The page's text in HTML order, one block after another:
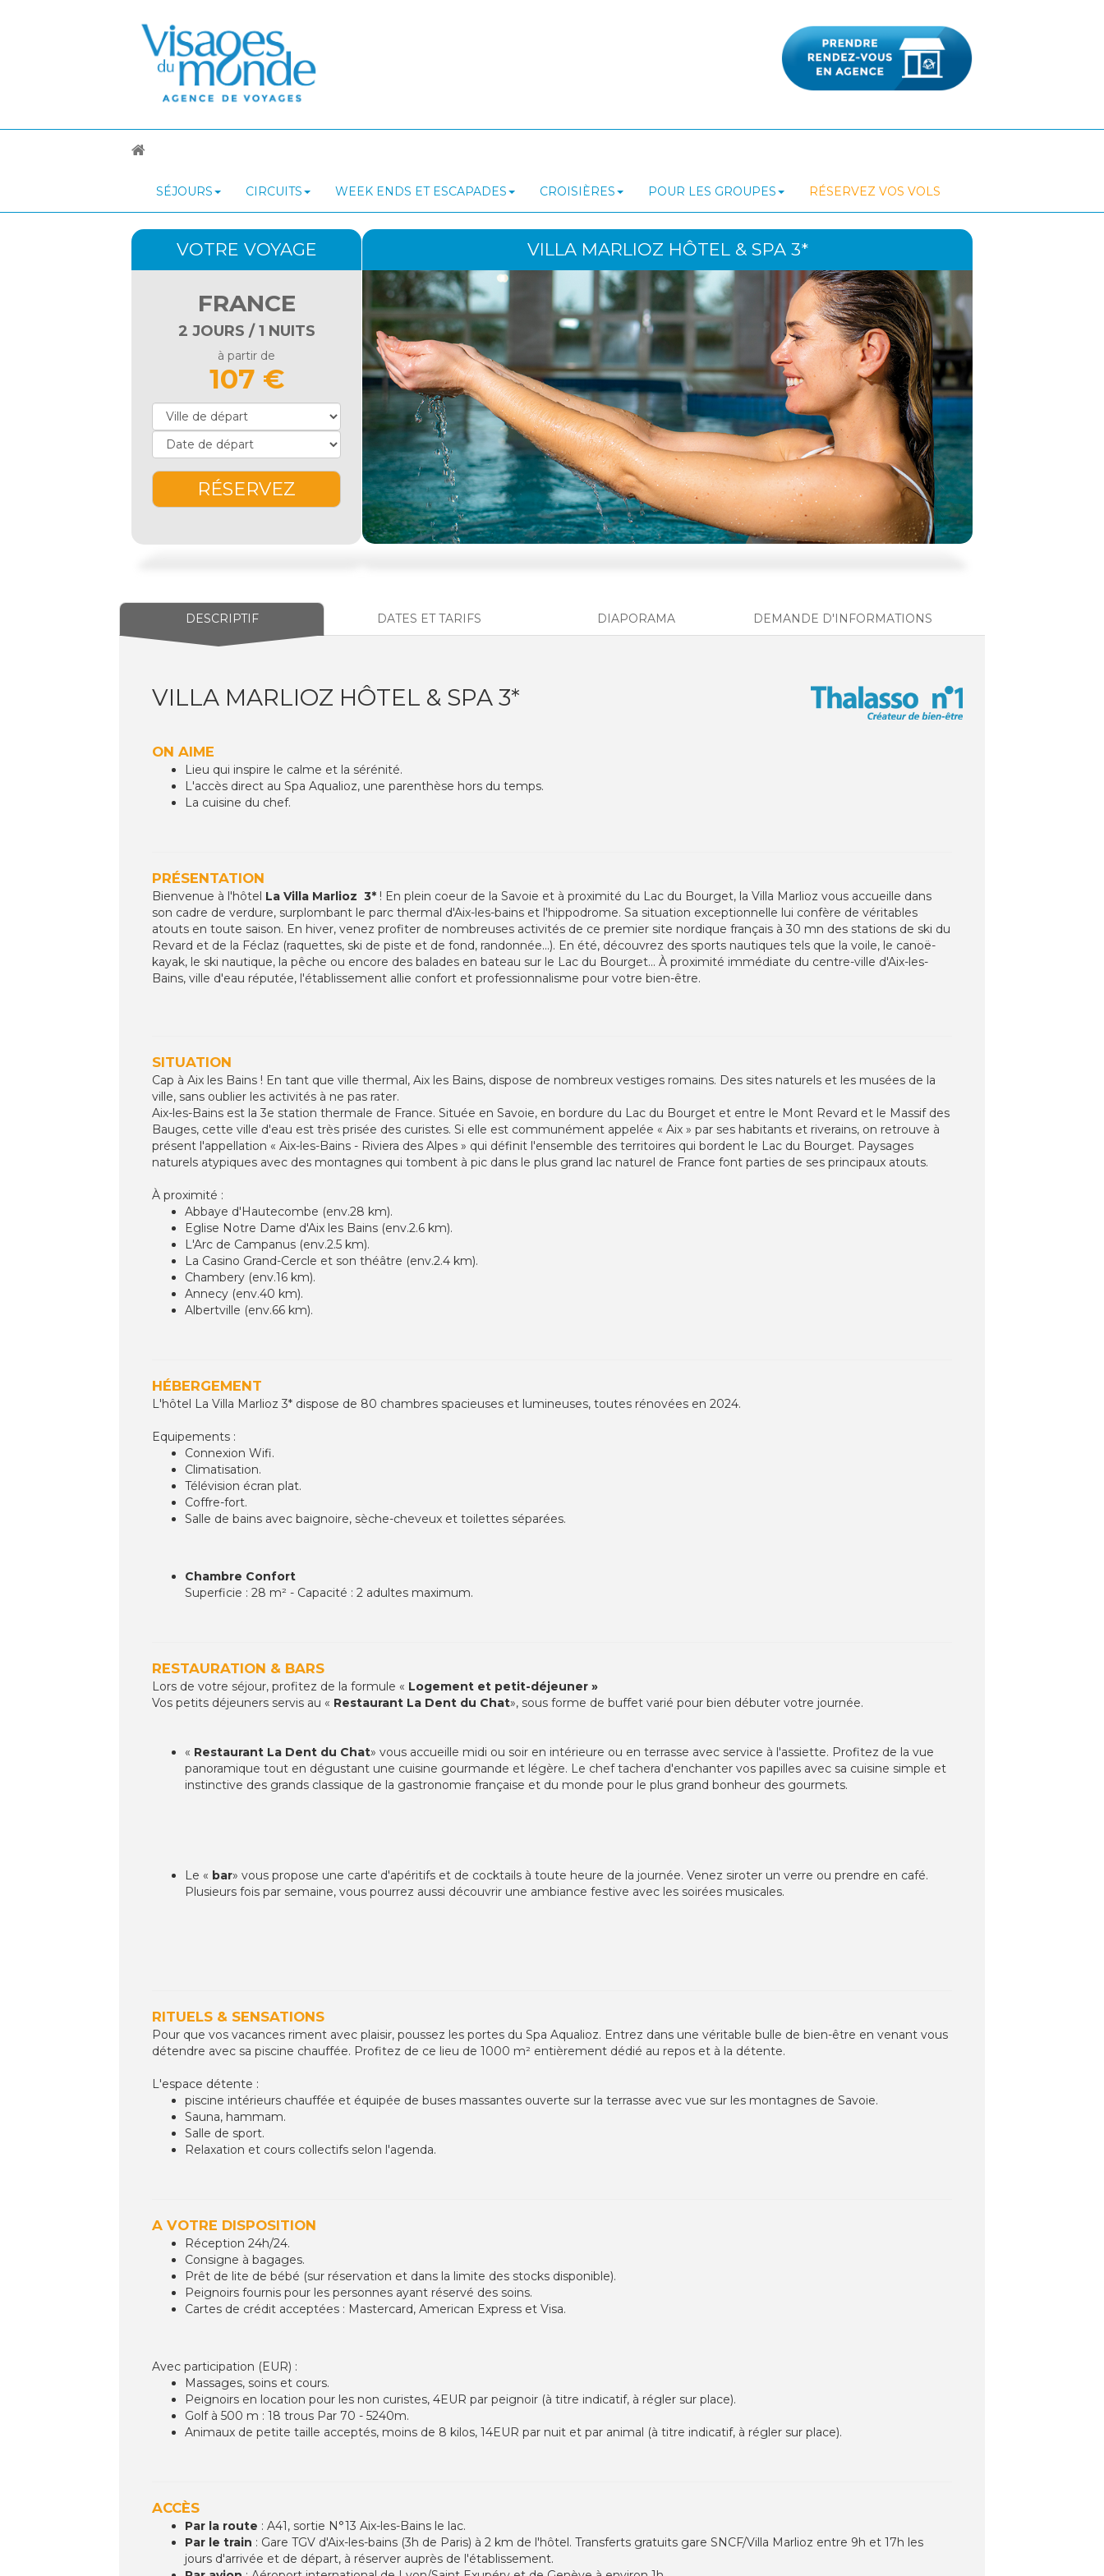
SÉJOURS CIRCUITS WEEK ENDS ET ESCAPADES CROISIÈRES POUR LES GROUPES RÉSERVEZ VOS VOLS
VILLA MARLIOZ HÔTEL & SPA 3*
VOTRE VOYAGE
FRANCE
2 JOURS / 1 NUITS
à partir de
107 €
RÉSERVEZ
DESCRIPTIF DATES ET TARIFS DIAPORAMA DEMANDE D'INFORMATIONS
VILLA MARLIOZ HÔTEL & SPA 3*
ON AIME
Lieu qui inspire le calme et la sérénité.
L'accès direct au Spa Aqualioz, une parenthèse hors du temps.
La cuisine du chef.
PRÉSENTATION
Bienvenue à l'hôtel La Villa Marlioz 3* ! En plein coeur de la Savoie et à proximité du Lac du Bourget, la Villa Marlioz vous accueille dans
son cadre de verdure, surplombant le parc thermal d'Aix-les-bains et l'hippodrome. Sa situation exceptionnelle lui confère de véritables
atouts en toute saison. En hiver, venez profiter de nombreuses activités de ce premier site nordique français à 30 mn des stations de ski du
Revard et de la Féclaz (raquettes, ski de piste et de fond, randonnée...). En été, découvrez des sports nautiques tels que la voile, le canoë-
kayak, le ski nautique, la pêche ou encore des balades en bateau sur le Lac du Bourget... À proximité immédiate du centre-ville d'Aix-les-
Bains, ville d'eau réputée, l'établissement allie confort et professionnalisme pour votre bien-être.
SITUATION
Cap à Aix les Bains ! En tant que ville thermal, Aix les Bains, dispose de nombreux vestiges romains. Des sites naturels et les musées de la
ville, sans oublier les activités à ne pas rater.
Aix-les-Bains est la 3e station thermale de France. Située en Savoie, en bordure du Lac du Bourget et entre le Mont Revard et le Massif des
Bauges, cette ville d'eau est très prisée des curistes. Si elle est communément appelée « Aix » par ses habitants et riverains, on retrouve à
présent l'appellation « Aix-les-Bains - Riviera des Alpes » qui définit l'ensemble des territoires qui bordent le Lac du Bourget. Paysages
naturels atypiques avec des montagnes qui tombent à pic dans le plus grand lac naturel de France font parties de ses principaux atouts.
À proximité :
Abbaye d'Hautecombe (env.28 km).
Eglise Notre Dame d'Aix les Bains (env.2.6 km).
L'Arc de Campanus (env.2.5 km).
La Casino Grand-Cercle et son théâtre (env.2.4 km).
Chambery (env.16 km).
Annecy (env.40 km).
Albertville (env.66 km).
HÉBERGEMENT
L'hôtel La Villa Marlioz 3* dispose de 80 chambres spacieuses et lumineuses, toutes rénovées en 2024.
Equipements :
Connexion Wifi.
Climatisation.
Télévision écran plat.
Coffre-fort.
Salle de bains avec baignoire, sèche-cheveux et toilettes séparées.
Chambre Confort
Superficie : 28 m² - Capacité : 2 adultes maximum.
RESTAURATION & BARS
Lors de votre séjour, profitez de la formule « Logement et petit-déjeuner »
Vos petits déjeuners servis au « Restaurant La Dent du Chat», sous forme de buffet varié pour bien débuter votre journée.
« Restaurant La Dent du Chat» vous accueille midi ou soir en intérieure ou en terrasse avec service à l'assiette. Profitez de la vue
panoramique tout en dégustant une cuisine gourmande et légère. Le chef tachera d'enchanter vos papilles avec sa cuisine simple et
instinctive des grands classique de la gastronomie française et du monde pour le plus grand bonheur des gourmets.
Le « bar» vous propose une carte d'apéritifs et de cocktails à toute heure de la journée. Venez siroter un verre ou prendre en café.
Plusieurs fois par semaine, vous pourrez aussi découvrir une ambiance festive avec les soirées musicales.
RITUELS & SENSATIONS
Pour que vos vacances riment avec plaisir, poussez les portes du Spa Aqualioz. Entrez dans une véritable bulle de bien-être en venant vous
détendre avec sa piscine chauffée. Profitez de ce lieu de 1000 m² entièrement dédié au repos et à la détente.
L'espace détente :
piscine intérieurs chauffée et équipée de buses massantes ouverte sur la terrasse avec vue sur les montagnes de Savoie.
Sauna, hammam.
Salle de sport.
Relaxation et cours collectifs selon l'agenda.
A VOTRE DISPOSITION
Réception 24h/24.
Consigne à bagages.
Prêt de lite de bébé (sur réservation et dans la limite des stocks disponible).
Peignoirs fournis pour les personnes ayant réservé des soins.
Cartes de crédit acceptées : Mastercard, American Express et Visa.
Avec participation (EUR) :
Massages, soins et cours.
Peignoirs en location pour les non curistes, 4EUR par peignoir (à titre indicatif, à régler sur place).
Golf à 500 m : 18 trous Par 70 - 5240m.
Animaux de petite taille acceptés, moins de 8 kilos, 14EUR par nuit et par animal (à titre indicatif, à régler sur place).
ACCÈS
Par la route : A41, sortie N°13 Aix-les-Bains le lac.
Par le train : Gare TGV d'Aix-les-bains (3h de Paris) à 2 km de l'hôtel. Transferts gratuits gare SNCF/Villa Marlioz entre 9h et 17h les
jours d'arrivée et de départ, à réserver auprès de l'établissement.